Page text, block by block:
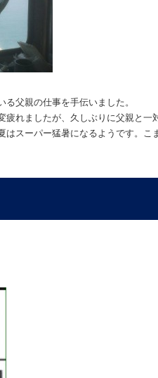
父親の仕事を手伝いました。
れましたが、久しぶりに父親と一
はスーパー猛暑になるようです。